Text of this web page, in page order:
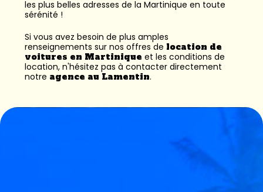
les plus belles adresses de la Martinique en toute
sérénité !
Si vous avez besoin de plus amples
renseignements sur nos offres de location de
voitures en Martinique et les conditions de
location, n'hésitez pas à contacter directement
notre agence au Lamentin.